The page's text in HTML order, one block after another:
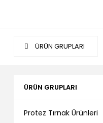
ÜRÜN GRUPLARI
ÜRÜN GRUPLARI
Protez Tırnak Ürünleri